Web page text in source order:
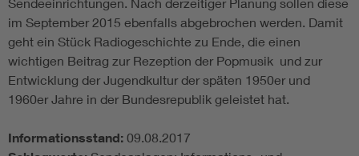
Sendeeinrichtungen. Nach derzeitiger Planung sollen diese
im September 2015 ebenfalls abgebrochen werden. Damit
geht ein Stück Radiogeschichte zu Ende, die einen
wichtigen Beitrag zur Rezeption der Popmusik und zur
Entwicklung der Jugendkultur der späten 1950er und
1960er Jahre in der Bundesrepublik geleistet hat.
Informationsstand: 09.08.2017